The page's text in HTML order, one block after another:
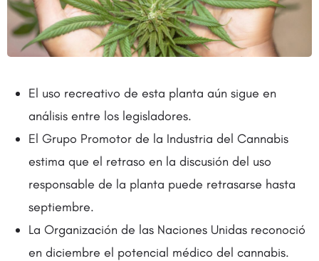
El uso recreativo de esta planta aún sigue en
análisis entre los legisladores.
El Grupo Promotor de la Industria del Cannabis
estima que el retraso en la discusión del uso
responsable de la planta puede retrasarse hasta
septiembre.
La Organización de las Naciones Unidas reconoció
en diciembre el potencial médico del cannabis.